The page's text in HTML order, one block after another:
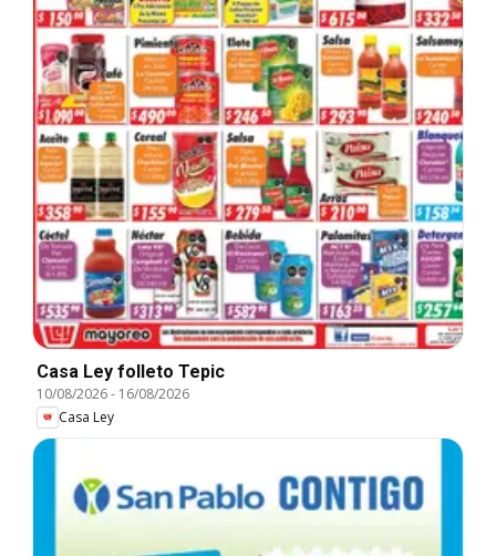
Casa Ley folleto Tepic
10/08/2026- 16/08/2026
Casa Ley